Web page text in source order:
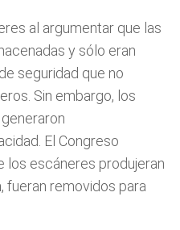
al argumentar que las
y sólo eran
seguridad que no
Sin embargo, los
El Congreso
los escáneres produjeran
fueran removidos para